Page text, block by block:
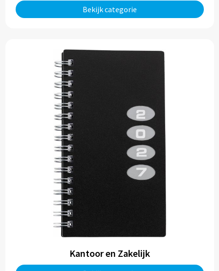
Bekijk categorie
Kantoor en Zakelijk